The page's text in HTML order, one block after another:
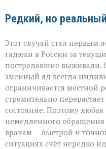
Редкий, но
Этот случай стал первым
гадюки в России за
пострадавшие выживали.
змеиный яд всегда
ограничивается местной
стремительно
состояние. Поэтому
немедленного
врачам — быстрой и
ситуациях счёт нередко